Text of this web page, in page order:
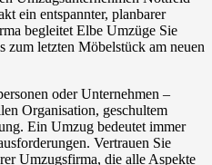
ein entspannter, planbarer
begleitet Elbe Umzüge Sie
zum letzten Möbelstück am neuen
oder Unternehmen –
Organisation, geschultem
Ein Umzug bedeutet immer
Vertrauen Sie
Umzugsfirma, die alle Aspekte